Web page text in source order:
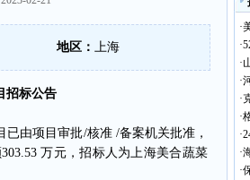
地区： 上海
招标公告
由项目审批/核准 /备案机关批准，
万元，招标人为上海美合蔬菜
·
·
·
·
·
·
·
·
·